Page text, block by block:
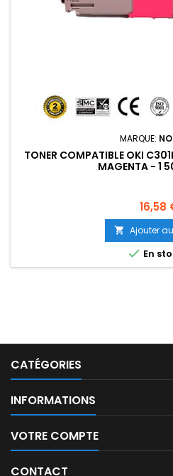
MARQUE:
TONER COMPATIBLE OKI
MAGENTA - 1
Prix
16,58
 Ajouter
 En
CATÉGORIES
INFORMATIONS
VOTRE COMPTE
CONTACT